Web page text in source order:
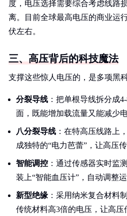
度，电压选择需要综合考虑线路
离。目前全球最高电压的商业运
伏左右。
三、高压背后的科技魔法
支撑这些惊人电压的，是多项黑
分裂导线 ：把单根导线拆分成
面，既能增加载流量又能减少
八分裂导线 ：在特高压线路上
成独特的“电力芭蕾”，让高压
智能调控 ：通过传感器实时监
装上“智能血压计”，自动调整
新型绝缘 ：采用纳米复合材料
传统材料高3倍的电压，让高压